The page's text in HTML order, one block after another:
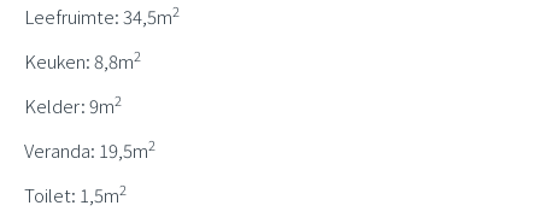
Leefruimte: 34,5m2
Keuken: 8,8m2
Kelder: 9m2
Veranda: 19,5m2
Toilet: 1,5m2